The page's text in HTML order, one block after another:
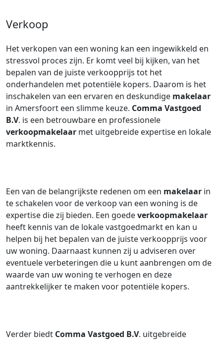
Verkoop
Het verkopen van een woning kan een ingewikkeld en
stressvol proces zijn. Er komt veel bij kijken, van het
bepalen van de juiste verkoopprijs tot het
onderhandelen met potentiële kopers. Daarom is het
inschakelen van een ervaren en deskundige makelaar
in Amersfoort een slimme keuze. Comma Vastgoed
B.V. is een betrouwbare en professionele
verkoopmakelaar met uitgebreide expertise en lokale
marktkennis.
Een van de belangrijkste redenen om een makelaar in
te schakelen voor de verkoop van een woning is de
expertise die zij bieden. Een goedeverkoopmakelaar
heeft kennis van de lokale vastgoedmarkt en kan u
helpen bij het bepalen van de juiste verkoopprijs voor
uw woning. Daarnaast kunnen zij u adviseren over
eventuele verbeteringen die u kunt aanbrengen om de
waarde van uw woning te verhogen en deze
aantrekkelijker te maken voor potentiële kopers.
Verder biedt Comma Vastgoed B.V. uitgebreide